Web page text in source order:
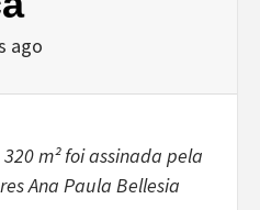
ago
m² foi assinada pela
Ana Paula Bellesia